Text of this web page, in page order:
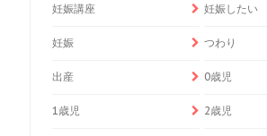
妊娠講座 妊娠したい
妊娠 つわり
出産 0歳児
1歳児 2歳児